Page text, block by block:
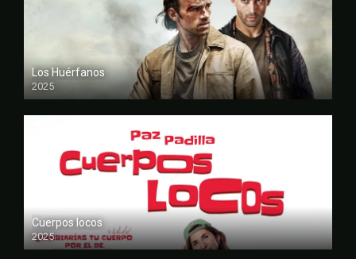
Los Huérfanos
2025
FULL HD
Cuerpos locos
2025
FULL HD